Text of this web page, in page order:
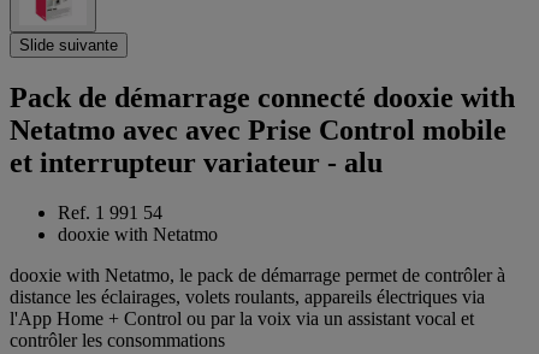
Slide suivante
Pack de démarrage connecté dooxie with
Netatmo avec avec Prise Control mobile
et interrupteur variateur - alu
Ref. 1 991 54
dooxie with Netatmo
dooxie with Netatmo, le pack de démarrage permet de contrôler à
distance les éclairages, volets roulants, appareils électriques via
l'App Home + Control ou par la voix via un assistant vocal et
contrôler les consommations